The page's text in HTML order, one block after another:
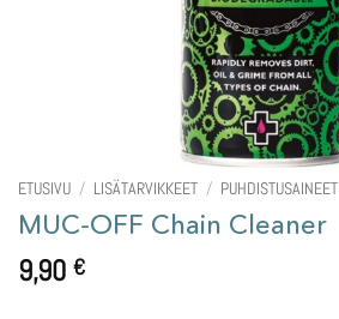
ETUSIVU / LISÄTARVIKKEET / PUHDISTUSAINEET
MUC-OFF Chain Cleaner
9,90 €